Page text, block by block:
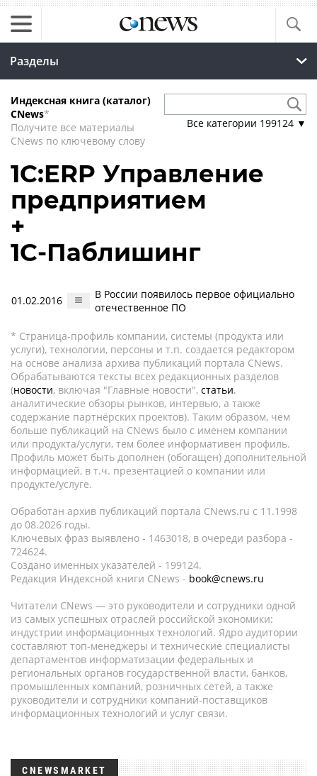
Разделы
Индексная книга (каталог)
CNews*
Получите все материалы
CNews по ключевому слову
Все категории 199124 ▼
1С:ERP Управление
предприятием
+
1С-Паблишинг
01.02.2016
В России появилось первое официально
отечественное ПО
* Страница-профиль компании, системы (продукта или
услуги), технологии, персоны и т.п. создается редактором
на основе анализа архива публикаций портала CNews.
Обрабатываются тексты всех редакционных разделов
(новости, включая "Главные новости", статьи,
аналитические обзоры рынков, интервью, а также
содержание партнёрских проектов). Таким образом, чем
больше публикаций на CNews было с именем компании
или продукта/услуги, тем более информативен профиль.
Профиль может быть дополнен (обогащен) дополнительной
информацией, в т.ч. презентацией о компании или
продукте/услуге.
Обработан архив публикаций портала CNews.ru c 11.1998
до 08.2026 годы.
Ключевых фраз выявлено - 1463018, в очереди разбора -
724624.
Создано именных указателей - 199124.
Редакция Индексной книги CNews - book@cnews.ru
Читатели CNews — это руководители и сотрудники одной
из самых успешных отраслей российской экономики:
индустрии информационных технологий. Ядро аудитории
составляют топ-менеджеры и технические специалисты
департаментов информатизации федеральных и
региональных органов государственной власти, банков,
промышленных компаний, розничных сетей, а также
руководители и сотрудники компаний-поставщиков
информационных технологий и услуг связи.
CNEWSMARKET